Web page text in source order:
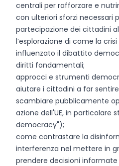
centrali per rafforzare e
con ulteriori sforzi necessari
partecipazione dei cittadini
l’esplorazione di come la
influenzato il dibattito
diritti fondamentali;
approcci e strumenti
aiutare i cittadini a far
scambiare pubblicamente
azione dell'UE, in particolare
democracy");
come contrastare la
interferenza nel mettere in
prendere decisioni